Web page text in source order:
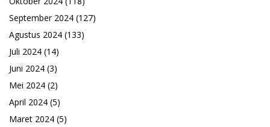
September 2024 (127)
Agustus 2024 (133)
Juli 2024 (14)
Juni 2024 (3)
Mei 2024 (2)
April 2024 (5)
Maret 2024 (5)